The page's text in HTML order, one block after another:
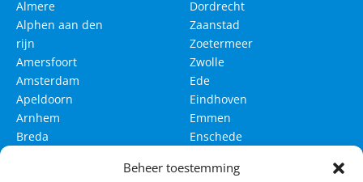
Beheer toestemming
Almere
Alphen aan den
rijn
Amersfoort
Amsterdam
Apeldoorn
Arnhem
Breda
Dordrecht
Zaanstad
Zoetermeer
Zwolle
Ede
Eindhoven
Emmen
Enschede
Haarlem